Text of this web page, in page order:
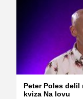
Peter Poles
kviza Na lovu